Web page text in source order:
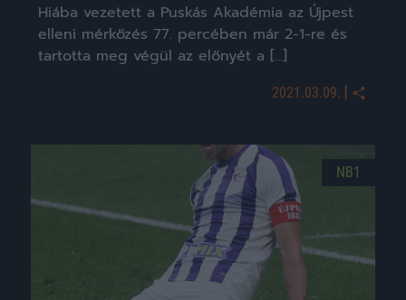
Hiába vezetett a Puskás Akadémia az Újpest
elleni mérkőzés 77. percében már 2-1-re és
tartotta meg végül az előnyét a […]
2021.03.09. |
NB1